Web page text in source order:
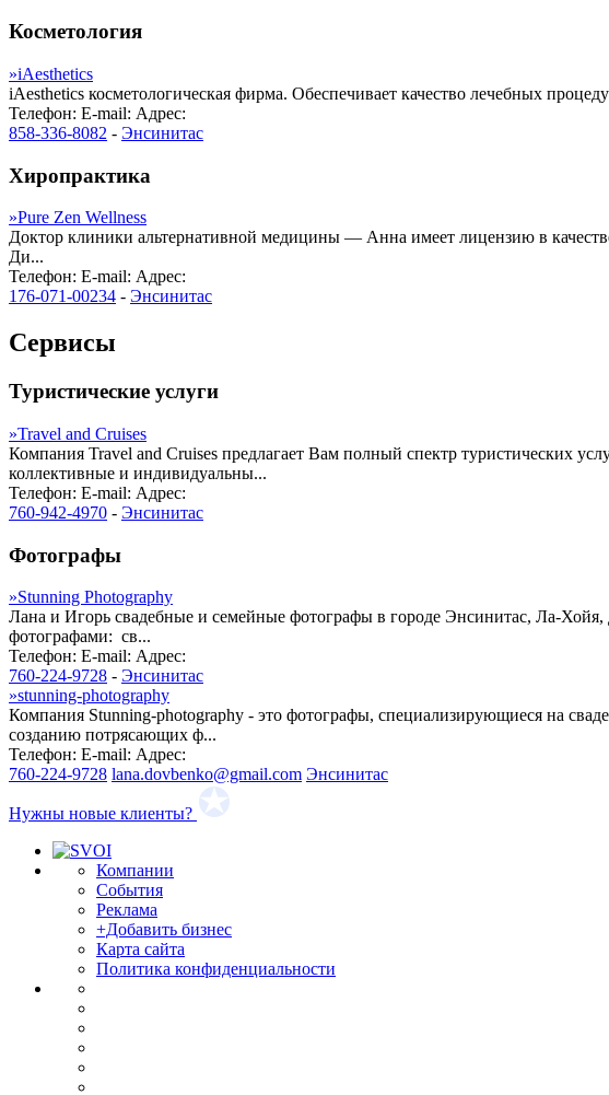
Косметология
»iAesthetics
iAesthetics косметологическая фирма. Обеспечивает качество лечебных
Телефон: E-mail: Адрес:
858-336-8082 - Энсинитас
Хиропрактика
»Pure Zen Wellness
Доктор клиники альтернативной медицины — Анна имеет лицензию в
Ди...
Телефон: E-mail: Адрес:
176-071-00234 - Энсинитас
Сервисы
Туристические услуги
»Travel and Cruises
Компания Travel and Cruises предлагает Вам полный спектр туристических
коллективные и индивидуальны...
Телефон: E-mail: Адрес:
760-942-4970 - Энсинитас
Фотографы
»Stunning Photography
Лана и Игорь свадебные и семейные фотографы в городе Энсинитас, Ла-
фотографами: св...
Телефон: E-mail: Адрес:
760-224-9728 - Энсинитас
»stunning-photography
Компания Stunning-photography - это фотографы, специализирующиеся на
созданию потрясающих ф...
Телефон: E-mail: Адрес:
760-224-9728 lana.dovbenko@gmail.com Энсинитас
Нужны новые клиенты?
Компании
События
Реклама
+Добавить бизнес
Карта сайта
Политика конфиденциальности